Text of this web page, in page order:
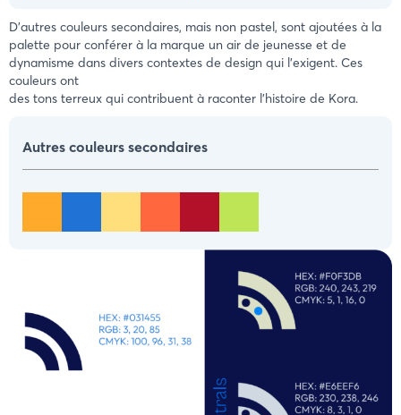
D'autres couleurs secondaires, mais non pastel, sont ajoutées à la
palette pour conférer à la marque un air de jeunesse et de
dynamisme dans divers contextes de design qui l'exigent. Ces
couleurs ont
des tons terreux qui contribuent à raconter l'histoire de Kora.
Autres couleurs secondaires